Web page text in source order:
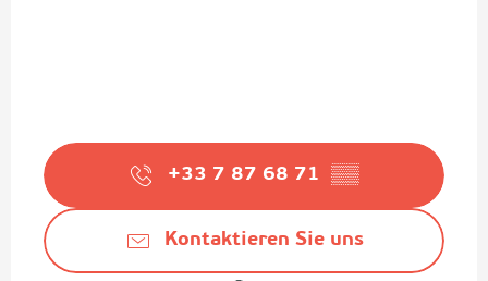
+33 7 87 68 71 ▒▒
Kontaktieren Sie uns